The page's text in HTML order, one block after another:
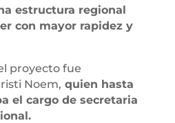
estructura regional
con mayor rapidez y
proyecto fue
Noem, quien hasta
el cargo de secretaria